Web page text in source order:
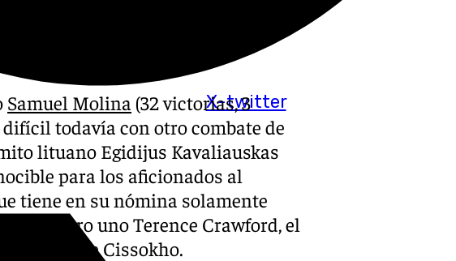
X-twitter
Samuel Molina (32 victorias, 3
difícil todavía con otro combate de
lituano Egidijus Kavaliauskas
para los aficionados al
tiene en su nómina solamente
número uno Terence Crawford, el
Cissokho.